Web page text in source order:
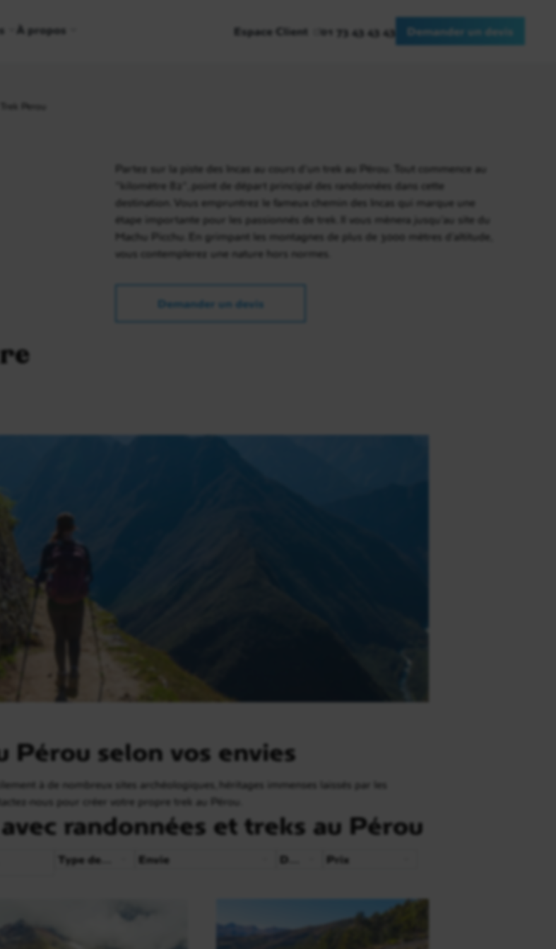
À propos Espace Client 01 73 43 43 43 Demander un devis
Trek Perou
Partez sur la piste des Incas au cours d'un trek au Pérou. Tout commence au
"kilomètre 82", point de départ principal des randonnées dans cette
destination. Vous empruntrez le fameux chemin des Incas qui marque une
étape importante pour les passionnés de trek. Il vous mènera jusqu'au site du
Machu Picchu. En grimpant les montagnes de plus de 3000 mètres d'altitude,
vous contemplerez une nature hors normes.
Demander un devis
Pérou selon vos envies
à de nombreux sites archéologiques, héritages immenses laissés par les
nous pour créer votre propre trek au Pérou.
randonnées et treks au Pérou
Type de voyage Envie Durée Prix